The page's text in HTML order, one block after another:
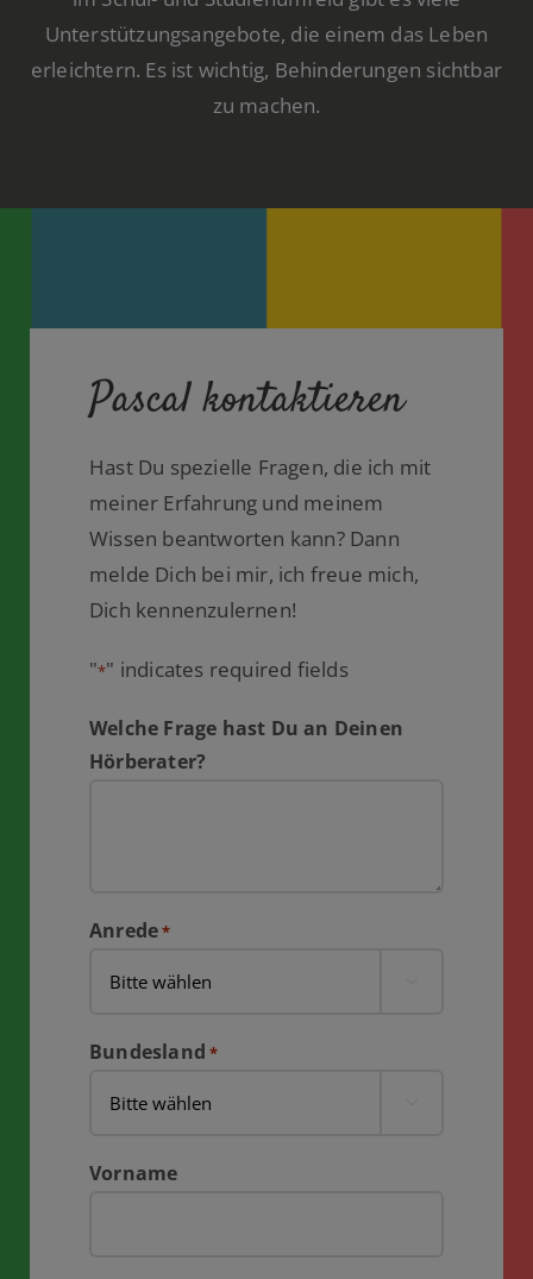
Unterstützungsangebote, die einem das Leben
erleichtern. Es ist wichtig, Behinderungen sichtbar
zu machen.
Pascal kontaktieren
Hast Du spezielle Fragen, die ich mit
meiner Erfahrung und meinem
Wissen beantworten kann? Dann
melde Dich bei mir, ich freue mich,
Dich kennenzulernen!
"*" indicates required fields
Welche Frage hast Du an Deinen
Hörberater?
Anrede*
Bundesland *
Vorname